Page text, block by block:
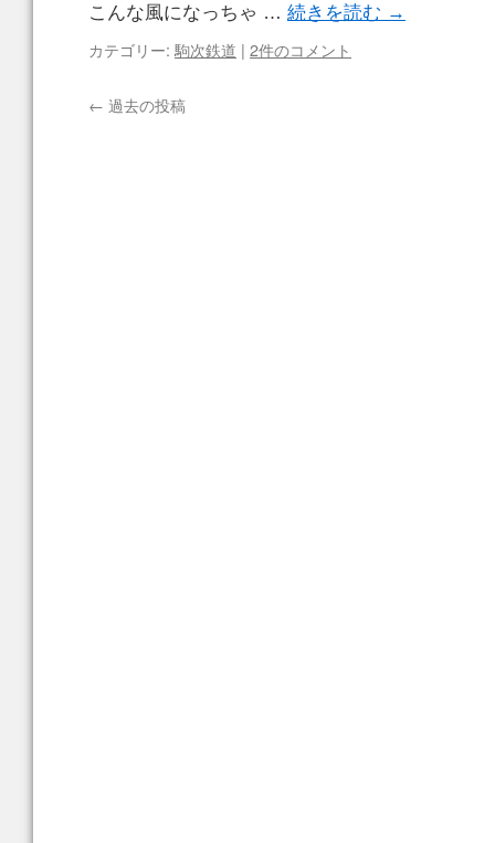
こんな風になっちゃ … 続きを読む →
カテゴリー: 駒次鉄道 | 2件のコメント
← 過去の投稿